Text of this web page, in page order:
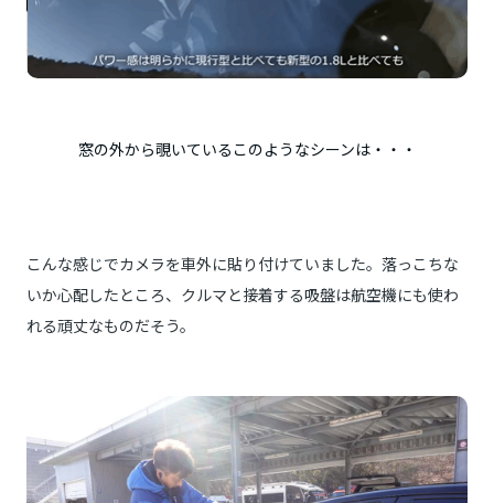
窓の外から覗いているこのようなシーンは・・・
こんな感じでカメラを車外に貼り付けていました。落っこちな
いか心配したところ、クルマと接着する吸盤は航空機にも使わ
れる頑丈なものだそう。